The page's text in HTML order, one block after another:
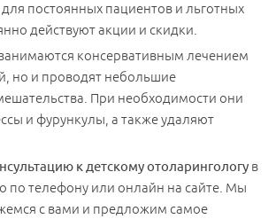
постоянных пациентов и льготных
действуют акции и скидки.
консервативным лечением
но и проводят небольшие
При необходимости они
и фурункулы, а также удаляют
к детскому отоларингологу в
по телефону или онлайн на сайте. Мы
с вами и предложим самое